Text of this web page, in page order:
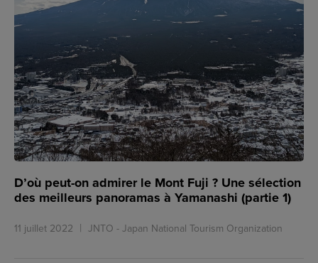
D’où peut-on admirer le Mont Fuji ? Une sélection
des meilleurs panoramas à Yamanashi (partie 1)
11 juillet 2022 JNTO - Japan National Tourism Organization